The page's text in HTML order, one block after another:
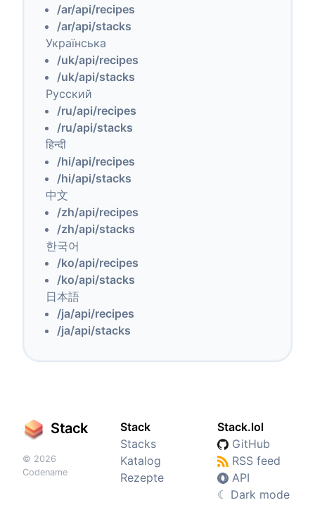
/ar/api/recipes
/ar/api/stacks
Українська
/uk/api/recipes
/uk/api/stacks
Русский
/ru/api/recipes
/ru/api/stacks
हिन्दी
/hi/api/recipes
/hi/api/stacks
中文
/zh/api/recipes
/zh/api/stacks
한국어
/ko/api/recipes
/ko/api/stacks
日本語
/ja/api/recipes
/ja/api/stacks
Stack
© 2026
Codename
Stack
Stacks
Katalog
Rezepte
Stack.lol
GitHub
RSS feed
API
☾ Dark mode